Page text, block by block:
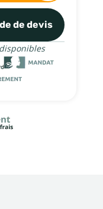
de devis